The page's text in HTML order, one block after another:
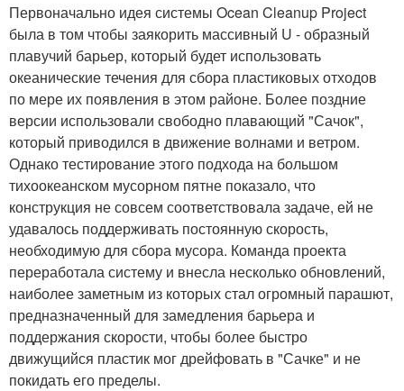
Первоначально идея системы Ocean Cleanup Project
была в том чтобы заякорить массивный U - образный
плавучий барьер, который будет использовать
океанические течения для сбора пластиковых отходов
по мере их появления в этом районе. Более поздние
версии использовали свободно плавающий "Сачок",
который приводился в движение волнами и ветром.
Однако тестирование этого подхода на большом
тихоокеанском мусорном пятне показало, что
конструкция не совсем соответствовала задаче, ей не
удавалось поддерживать постоянную скорость,
необходимую для сбора мусора. Команда проекта
переработала систему и внесла несколько обновлений,
наиболее заметным из которых стал огромный парашют,
предназначенный для замедления барьера и
поддержания скорости, чтобы более быстро
движущийся пластик мог дрейфовать в "Сачке" и не
покидать его пределы.